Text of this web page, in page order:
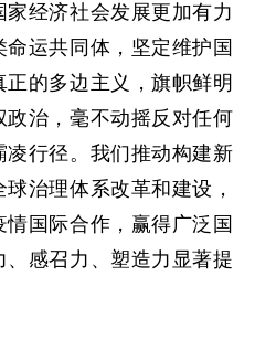
经济社会发展更加有力
运共同体，坚定维护国
的多边主义，旗帜鲜明
治，毫不动摇反对任何
行径。我们推动构建新
治理体系改革和建设，
国际合作，赢得广泛国
感召力、塑造力显著提